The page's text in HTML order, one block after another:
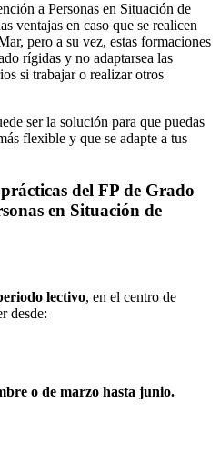
a Personas en Situación de
ventajas en caso que se realicen
pero a su vez, estas formaciones
rígidas y no adaptarsea las
si trabajar o realizar otros
ser la solución para que puedas
flexible y que se adapte a tus
del FP de Grado
en Situación de
lectivo, en el centro de
desde:
o de marzo hasta junio.